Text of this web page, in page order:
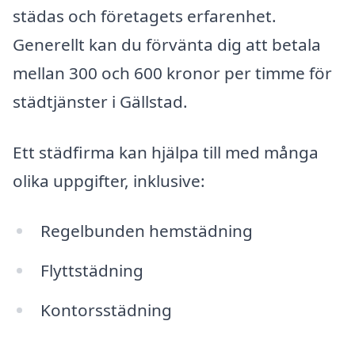
städas och företagets erfarenhet.
Generellt kan du förvänta dig att betala
mellan 300 och 600 kronor per timme för
städtjänster i Gällstad.
Ett städfirma kan hjälpa till med många
olika uppgifter, inklusive:
Regelbunden hemstädning
Flyttstädning
Kontorsstädning